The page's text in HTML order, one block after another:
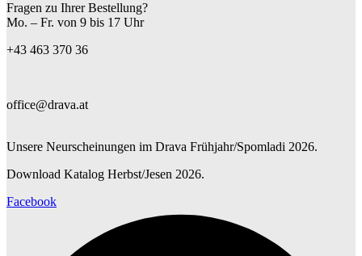
Fragen zu Ihrer Bestellung?
Mo. – Fr. von 9 bis 17 Uhr
+43 463 370 36
office@drava.at
Unsere Neurscheinungen im Drava Frühjahr/Spomladi 2026.
Download Katalog Herbst/Jesen 2026.
Facebook